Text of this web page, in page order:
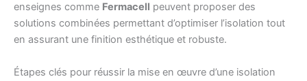
enseignes comme Fermacell peuvent proposer des
solutions combinées permettant d’optimiser l’isolation tout
en assurant une finition esthétique et robuste.
Étapes clés pour réussir la mise en œuvre d’une isolation